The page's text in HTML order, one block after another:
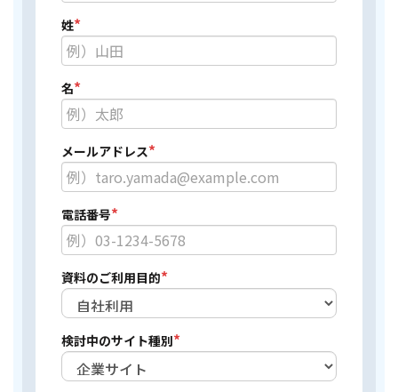
姓*
名*
メールアドレス*
電話番号*
資料のご利用目的*
検討中のサイト種別*